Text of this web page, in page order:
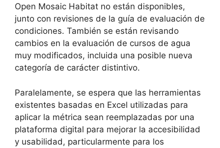
Open Mosaic Habitat no están disponibles,
junto con revisiones de la guía de evaluación de
condiciones. También se están revisando
cambios en la evaluación de cursos de agua
muy modificados, incluida una posible nueva
categoría de carácter distintivo.
Paralelamente, se espera que las herramientas
existentes basadas en Excel utilizadas para
aplicar la métrica sean reemplazadas por una
plataforma digital para mejorar la accesibilidad
y usabilidad, particularmente para los